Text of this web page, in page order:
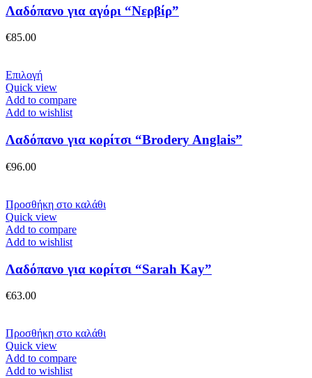
παραλλαγές.
Οι
στη
σελίδα
του
προϊόντος
Λαδόπανο για αγόρι “Νερβίρ”
€85.00
ΕπιλογήΑυτό
το
προϊόν
έχει
παραλλαγές.
Οι
επιλεγούν
στη
σελίδα
του
προϊόντος
Quick view
Add to compare
Add to wishlist
Λαδόπανο για κορίτσι “Brodery Anglais”
€96.00
Προσθήκη στο καλάθι
Quick view
Add to compare
Add to wishlist
Λαδόπανο για κορίτσι “Sarah Kay”
€63.00
Προσθήκη στο καλάθι
Quick view
Add to compare
Add to wishlist